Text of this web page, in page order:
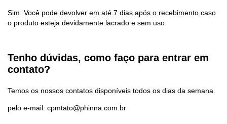
Sim. Você pode devolver em até 7 dias após o recebimento caso
o produto esteja devidamente lacrado e sem uso.
Tenho dúvidas, como faço para entrar em
contato?
Temos os nossos contatos disponíveis todos os dias da semana.
pelo e-mail: cpmtato@phinna.com.br